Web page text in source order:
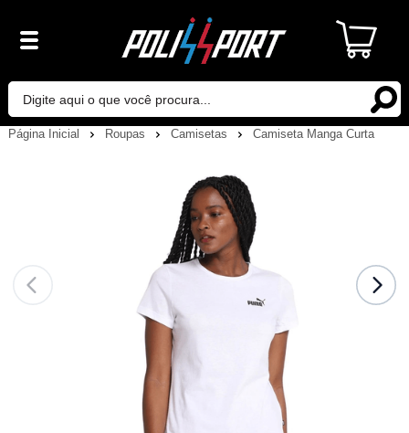
Página Inicial Roupas Camisetas Camiseta Manga Curta